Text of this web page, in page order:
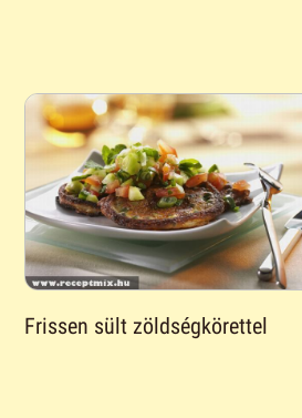
Frissen sült zöldségkörettel